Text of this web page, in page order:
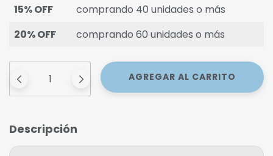
15% OFF
comprando 40 unidades o más
20% OFF
comprando 60 unidades o más
Descripción